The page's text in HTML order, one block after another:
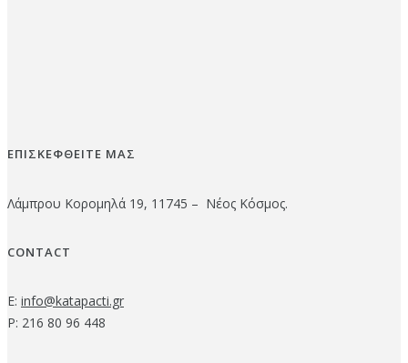
ΕΠΙΣΚΕΦΘΕΙΤΕ ΜΑΣ
Λάμπρου Κορομηλά 19, 11745 – Νέος Κόσμος.
CONTACT
E: info@katapacti.gr
P: 216 80 96 448